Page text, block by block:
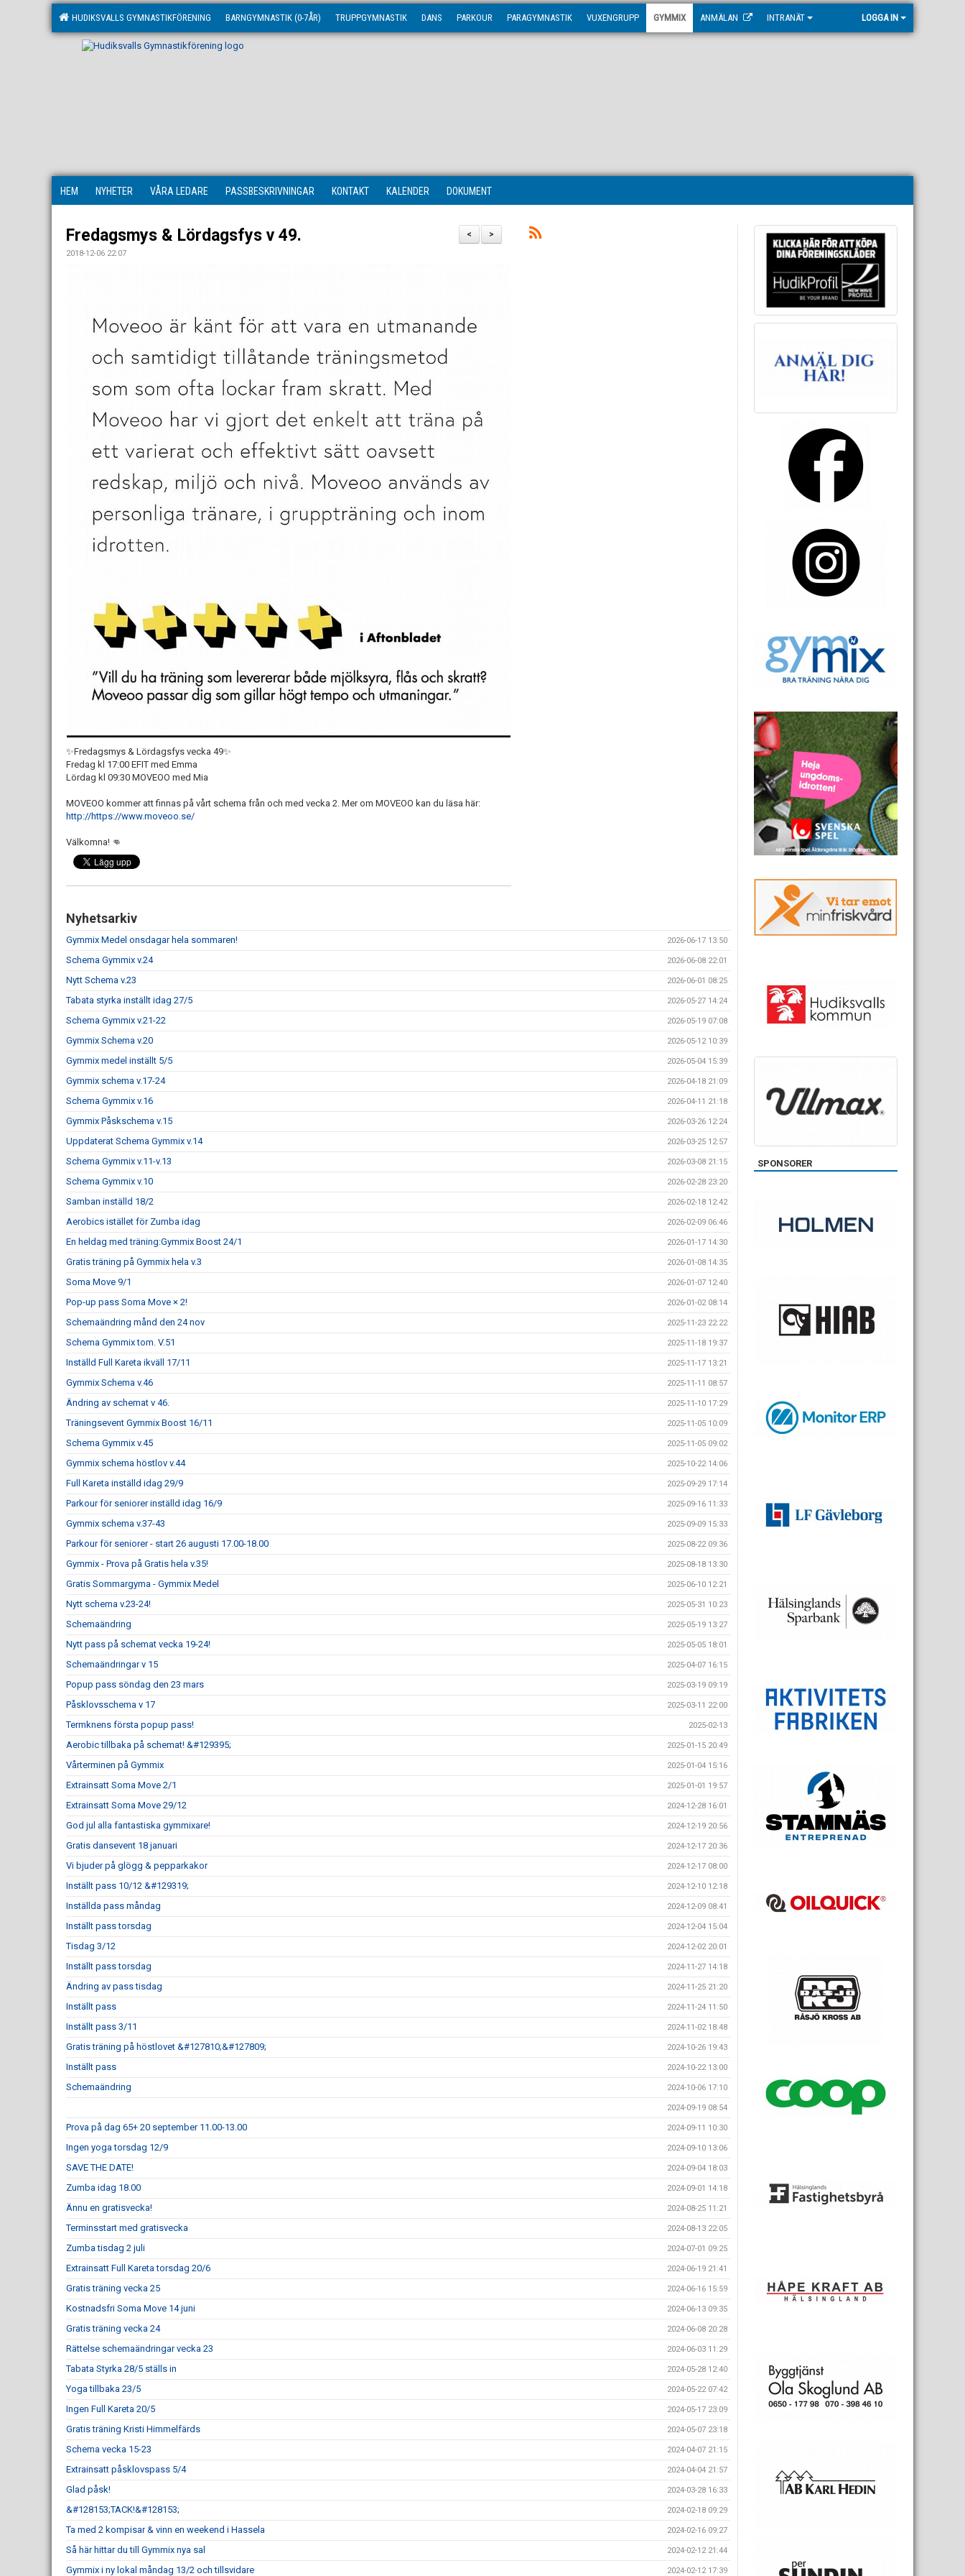
HUDIKSVALLS GYMNASTIKFÖRENING BARNGYMNASTIK (0-7ÅR) TRUPPGYMNASTIK DANS PARKOUR PARAGYMNASTIK VUXENGRUPP GYMMIX ANMÄLAN INTRANÄT LOGGA IN
HEM NYHETER VÅRA LEDARE PASSBESKRIVNINGAR KONTAKT KALENDER DOKUMENT
>
<
Fredagsmys & Lördagsfys v 49.
2018-12-06 22:07
✨Fredagsmys & Lördagsfys vecka 49✨
Fredag kl 17:00 EFIT med Emma
Lördag kl 09:30 MOVEOO med Mia
MOVEOO kommer att finnas på vårt schema från och med vecka 2. Mer om MOVEOO kan du läsa här:
http://https://www.moveoo.se/
Välkomna! 👊
Nyhetsarkiv
Gymmix Medel onsdagar hela sommaren! 2026-06-17 13:50
Schema Gymmix v.24 2026-06-08 22:01
Nytt Schema v.23 2026-06-01 08:25
Tabata styrka inställt idag 27/5 2026-05-27 14:24
Schema Gymmix v.21-22 2026-05-19 07:08
Gymmix Schema v.20 2026-05-12 10:39
Gymmix medel inställt 5/5 2026-05-04 15:39
Gymmix schema v.17-24 2026-04-18 21:09
Schema Gymmix v.16 2026-04-11 21:18
Gymmix Påskschema v.15 2026-03-26 12:24
Uppdaterat Schema Gymmix v.14 2026-03-25 12:57
Schema Gymmix v.11-v.13 2026-03-08 21:15
Schema Gymmix v.10 2026-02-28 23:20
Samban inställd 18/2 2026-02-18 12:42
Aerobics istället för Zumba idag 2026-02-09 06:46
En heldag med träning:Gymmix Boost 24/1 2026-01-17 14:30
Gratis träning på Gymmix hela v.3 2026-01-08 14:35
Soma Move 9/1 2026-01-07 12:40
Pop-up pass Soma Move × 2! 2026-01-02 08:14
Schemaändring månd den 24 nov 2025-11-23 22:22
Schema Gymmix tom. V.51 2025-11-18 19:37
Inställd Full Kareta ikväll 17/11 2025-11-17 13:21
Gymmix Schema v.46 2025-11-11 08:57
Ändring av schemat v 46. 2025-11-10 17:29
Träningsevent Gymmix Boost 16/11 2025-11-05 10:09
Schema Gymmix v.45 2025-11-05 09:02
Gymmix schema höstlov v.44 2025-10-22 14:06
Full Kareta inställd idag 29/9 2025-09-29 17:14
Parkour för seniorer inställd idag 16/9 2025-09-16 11:33
Gymmix schema v.37-43 2025-09-09 15:33
Parkour för seniorer - start 26 augusti 17.00-18.00 2025-08-22 09:36
Gymmix - Prova på Gratis hela v.35! 2025-08-18 13:30
Gratis Sommargyma - Gymmix Medel 2025-06-10 12:21
Nytt schema v.23-24! 2025-05-31 10:23
Schemaändring 2025-05-19 13:27
Nytt pass på schemat vecka 19-24! 2025-05-05 18:01
Schemaändringar v 15 2025-04-07 16:15
Popup pass söndag den 23 mars 2025-03-19 09:19
Påsklovsschema v 17 2025-03-11 22:00
Termknens första popup pass! 2025-02-13
Aerobic tillbaka på schemat! &#129395; 2025-01-15 20:49
Vårterminen på Gymmix 2025-01-04 15:16
Extrainsatt Soma Move 2/1 2025-01-01 19:57
Extrainsatt Soma Move 29/12 2024-12-28 16:01
God jul alla fantastiska gymmixare! 2024-12-19 20:56
Gratis dansevent 18 januari 2024-12-17 20:36
Vi bjuder på glögg & pepparkakor 2024-12-17 08:00
Inställt pass 10/12 &#129319; 2024-12-10 12:18
Inställda pass måndag 2024-12-09 08:41
Inställt pass torsdag 2024-12-04 15:04
Tisdag 3/12 2024-12-02 20:01
Inställt pass torsdag 2024-11-27 14:18
Ändring av pass tisdag 2024-11-25 21:20
Inställt pass 2024-11-24 11:50
Inställt pass 3/11 2024-11-02 18:48
Gratis träning på höstlovet &#127810;&#127809; 2024-10-26 19:43
Inställt pass 2024-10-22 13:00
Schemaändring 2024-10-06 17:10
2024-09-19 08:54
Prova på dag 65+ 20 september 11.00-13.00 2024-09-11 10:30
Ingen yoga torsdag 12/9 2024-09-10 13:06
SAVE THE DATE! 2024-09-04 18:03
Zumba idag 18.00 2024-09-01 14:18
Ännu en gratisvecka! 2024-08-25 11:21
Terminsstart med gratisvecka 2024-08-13 22:05
Zumba tisdag 2 juli 2024-07-01 09:25
Extrainsatt Full Kareta torsdag 20/6 2024-06-19 21:41
Gratis träning vecka 25 2024-06-16 15:59
Kostnadsfri Soma Move 14 juni 2024-06-13 09:35
Gratis träning vecka 24 2024-06-08 20:28
Rättelse schemaändringar vecka 23 2024-06-03 11:29
Tabata Styrka 28/5 ställs in 2024-05-28 12:40
Yoga tillbaka 23/5 2024-05-22 07:42
Ingen Full Kareta 20/5 2024-05-17 23:09
Gratis träning Kristi Himmelfärds 2024-05-07 23:18
Schema vecka 15-23 2024-04-07 21:15
Extrainsatt påsklovspass 5/4 2024-04-04 21:57
Glad påsk! 2024-03-28 16:33
&#128153;TACK!&#128153; 2024-02-18 09:29
Ta med 2 kompisar & vinn en weekend i Hassela 2024-02-16 09:27
Så här hittar du till Gymmix nya sal 2024-02-12 21:44
Gymmix i ny lokal måndag 13/2 och tillsvidare 2024-02-12 17:39
SPONSORER